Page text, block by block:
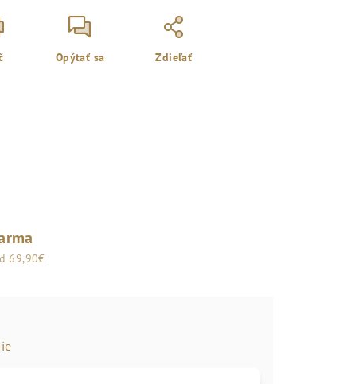
Opýtať sa Zdieľať
69,90€